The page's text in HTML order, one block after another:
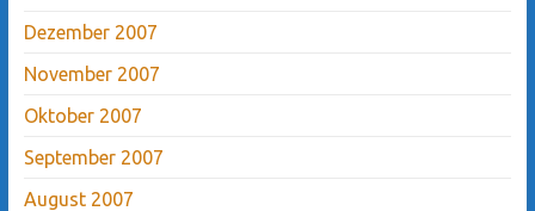
Dezember 2007
November 2007
Oktober 2007
September 2007
August 2007